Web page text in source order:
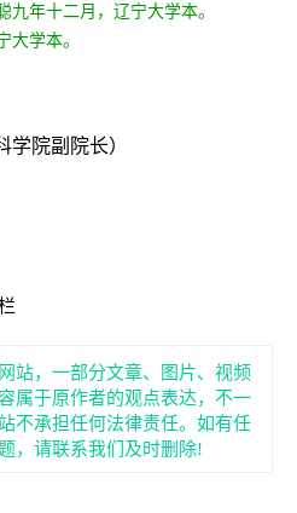
年十二月，辽宁大学本。
学本。
院副院长）
站，一部分文章、图片、视频
属于原作者的观点表达，不一
不承担任何法律责任。如有任
，请联系我们及时删除!